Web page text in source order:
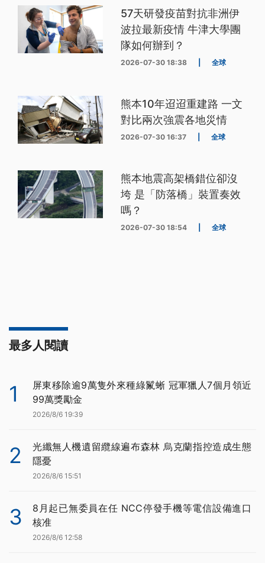
57天研發疫苗對抗非洲伊
波拉最新疫情 牛津大學團
隊如何辦到？
2026-07-30 18:38 全球
熊本10年迢迢重建路 一文
對比兩次強震各地災情
2026-07-30 16:37 全球
熊本地震高架橋錯位卻沒
垮 是「防落橋」裝置奏效
嗎？
2026-07-30 18:54 全球
最多人閱讀
1
屏東移除逾9萬隻外來種綠鬣蜥 冠軍獵人7個月領近
99萬獎勵金
2026/8/6 19:39
2
光纖無人機遺留纜線遍布森林 烏克蘭指控造成生態
隱憂
2026/8/6 15:51
3
8月起已無委員在任 NCC停發手機等電信設備進口
核准
2026/8/6 12:58